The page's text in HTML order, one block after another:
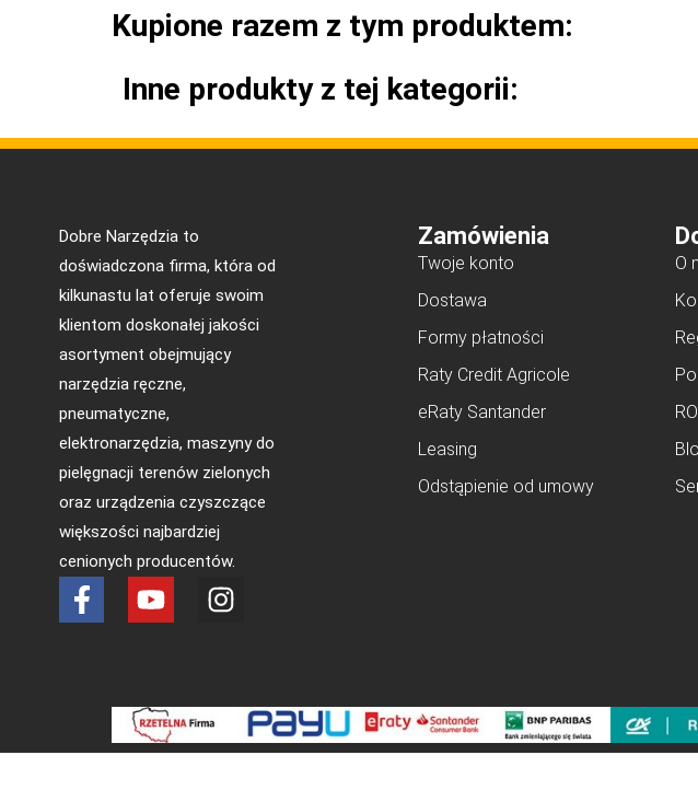
Kupione razem z tym produktem:
Inne produkty z tej kategorii:
Dobre Narzędzia to
doświadczona firma, która od
kilkunastu lat oferuje swoim
klientom doskonałej jakości
asortyment obejmujący
narzędzia ręczne,
pneumatyczne,
elektronarzędzia, maszyny do
pielęgnacji terenów zielonych
oraz urządzenia czyszczące
większości najbardziej
cenionych producentów.
Zamówienia
Twoje konto
Dostawa
Formy płatności
Raty Credit Agricole
eRaty Santander
Leasing
Odstąpienie od umowy
O